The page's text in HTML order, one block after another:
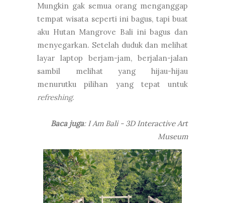
Mungkin gak semua orang menganggap
tempat wisata seperti ini bagus, tapi buat
aku Hutan Mangrove Bali ini bagus dan
menyegarkan. Setelah duduk dan melihat
layar laptop berjam-jam, berjalan-jalan
sambil melihat yang hijau-hijau
menurutku pilihan yang tepat untuk
refreshing.
Baca juga: I Am Bali - 3D Interactive Art
Museum